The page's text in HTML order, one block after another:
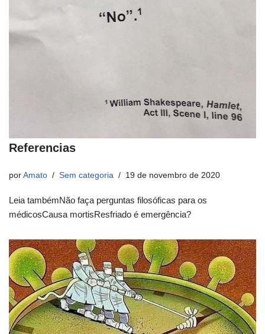
Referencias
por Amato Sem categoria 19 de novembro de 2020
Leia tambémNão faça perguntas filosóficas para os
médicosCausa mortisResfriado é emergência?